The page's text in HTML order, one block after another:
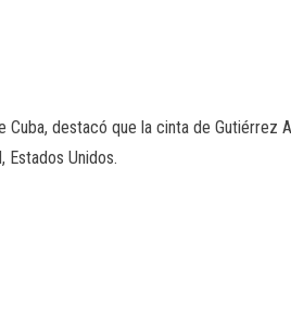
destacó que la cinta de
Estados Unidos.